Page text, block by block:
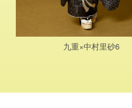
九重×中村里砂6